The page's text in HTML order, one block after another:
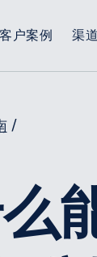
客户案例 渠
/